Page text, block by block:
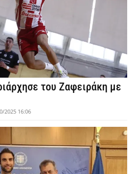
του Ζαφειράκη με
2025 16:06